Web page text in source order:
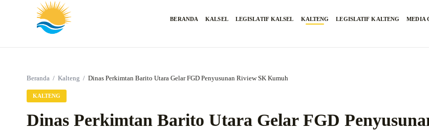
BERANDA KALSEL LEGISLATIF KALSEL KALTENG LEGISLATIF KALTENG MEDIA
Beranda / Kalteng / Dinas Perkimtan Barito Utara Gelar FGD Penyusunan Riview SK Kumuh
KALTENG
Dinas Perkimtan Barito Utara Gelar FGD